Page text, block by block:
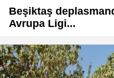
Beşiktaş
Avrupa Ligi...